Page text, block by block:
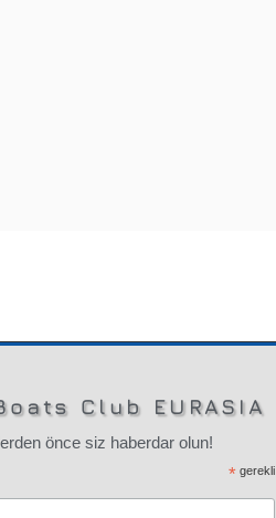
Club EURASIA
önce siz haberdar olun!
* gerekli